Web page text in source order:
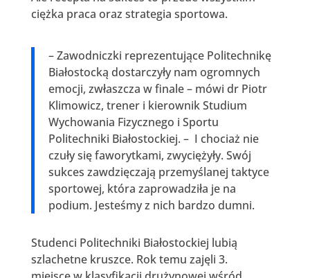
ciężka praca oraz strategia sportowa.
– Zawodniczki reprezentujące Politechnikę
Białostocką dostarczyły nam ogromnych
emocji, zwłaszcza w finale – mówi dr Piotr
Klimowicz, trener i kierownik Studium
Wychowania Fizycznego i Sportu
Politechniki Białostockiej. – I chociaż nie
czuły się faworytkami, zwyciężyły. Swój
sukces zawdzięczają przemyślanej taktyce
sportowej, która zaprowadziła je na
podium. Jesteśmy z nich bardzo dumni.
Studenci Politechniki Białostockiej lubią
szlachetne kruszce. Rok temu zajęli 3.